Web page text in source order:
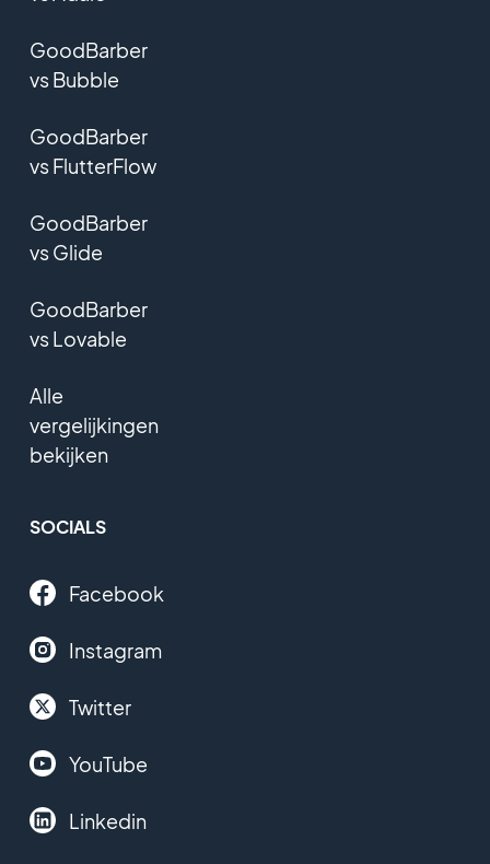
GoodBarber
vs Bubble
GoodBarber
vs FlutterFlow
GoodBarber
vs Glide
GoodBarber
vs Lovable
Alle
vergelijkingen
bekijken
SOCIALS
Facebook
Instagram
Twitter
YouTube
Linkedin